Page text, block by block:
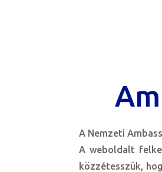
A Nemzeti
A weboldalt
közzétesszük,